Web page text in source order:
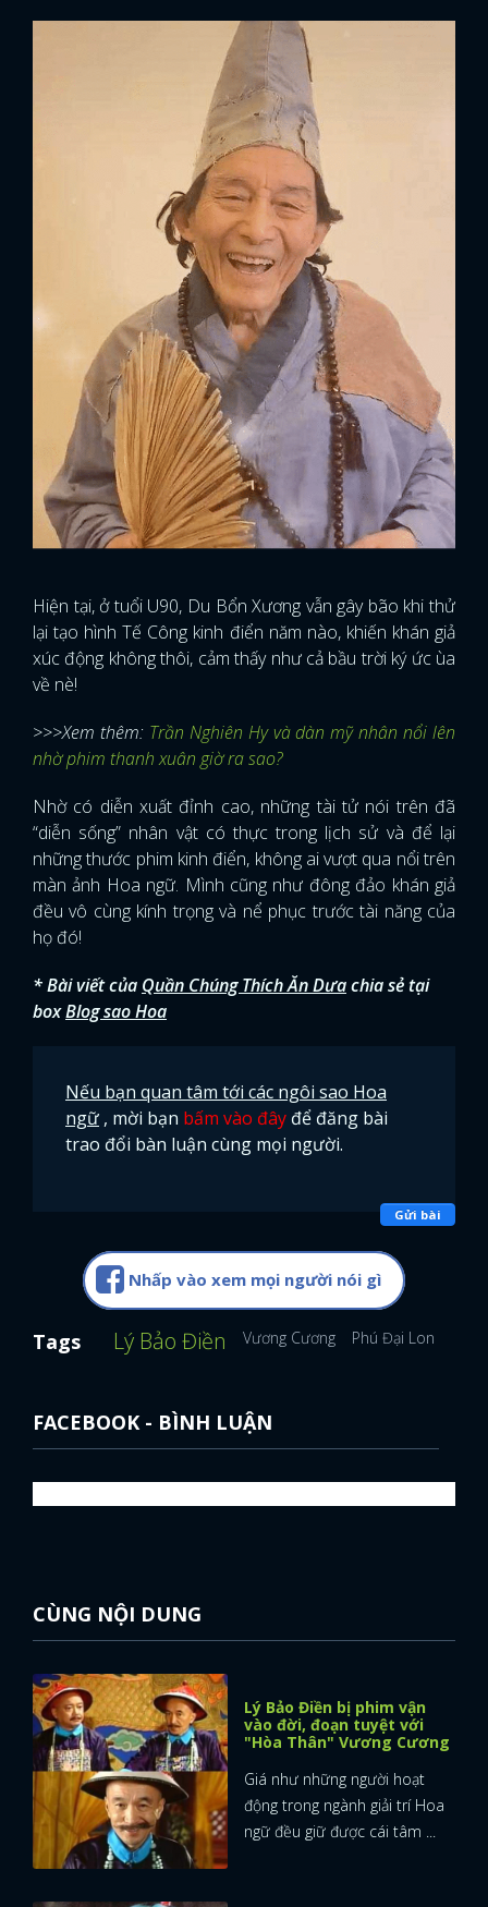
Hiện tại, ở tuổi U90, Du Bổn Xương vẫn gây bão khi thử
lại tạo hình Tế Công kinh điển năm nào, khiến khán giả
xúc động không thôi, cảm thấy như cả bầu trời ký ức ùa
về nè!
>>>Xem thêm: Trần Nghiên Hy và dàn mỹ nhân nổi lên
nhờ phim thanh xuân giờ ra sao?
Nhờ có diễn xuất đỉnh cao, những tài tử nói trên đã
“diễn sống” nhân vật có thực trong lịch sử và để lại
những thước phim kinh điển, không ai vượt qua nổi trên
màn ảnh Hoa ngữ. Mình cũng như đông đảo khán giả
đều vô cùng kính trọng và nể phục trước tài năng của
họ đó!
* Bài viết của Quần Chúng Thích Ăn Dưachia sẻ tại
boxBlog sao Hoa
Nếu bạn quan tâm tới các ngôi sao Hoa
ngữ , mời bạn bấm vào đây để đăng bài
trao đổi bàn luận cùng mọi người.
Gửi bài
Nhấp vào xem mọi người nói gì
Tags Lý Bảo Điền Vương Cương Phú Đại Long
FACEBOOK - BÌNH LUẬN
CÙNG NỘI DUNG
Lý Bảo Điền bị phim vận
vào đời, đoạn tuyệt với
"Hòa Thân" Vương Cương
Giá như những người hoạt
động trong ngành giải trí Hoa
ngữ đều giữ được cái tâm ...